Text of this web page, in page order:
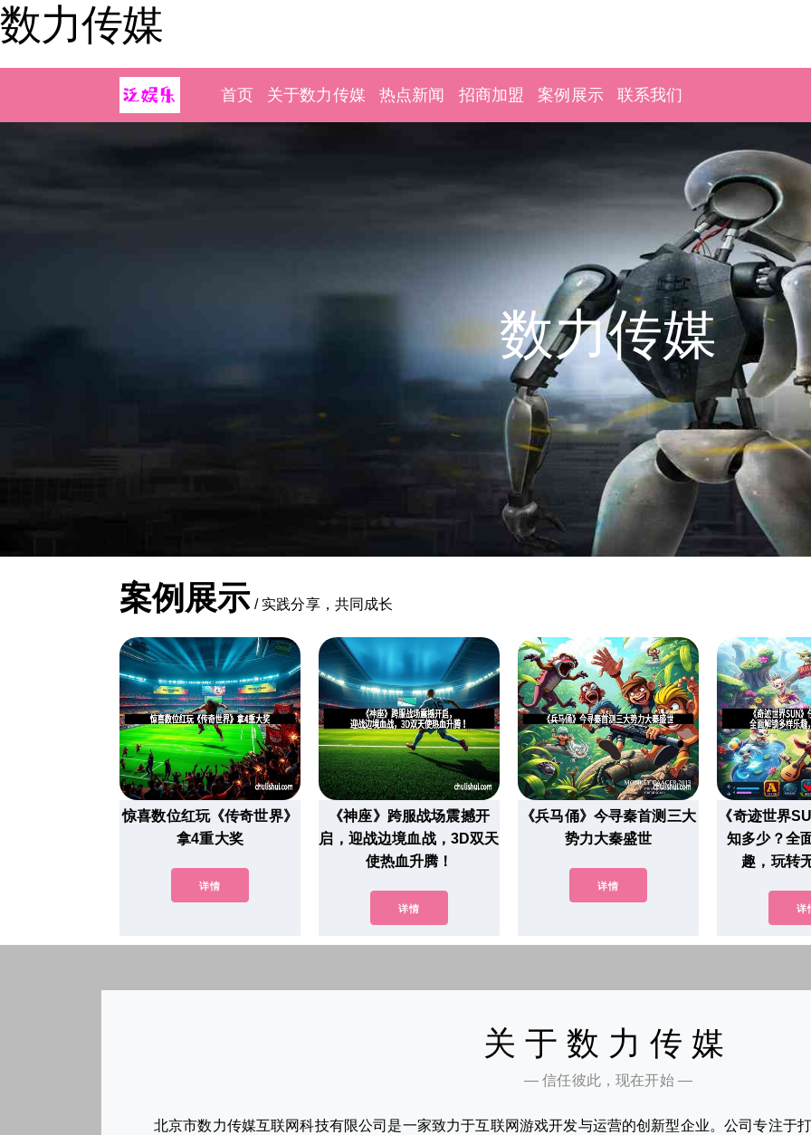
数力传媒
首页 关于数力传媒 热点新闻 招商加盟 案例展示 联系我们
数力传媒
案例展示 / 实践分享，共同成长
惊喜数位红玩《传奇世界》
拿4重大奖
详情
《神座》跨服战场震撼开
启，迎战边境血战，3D双天
使热血升腾！
详情
《兵马俑》今寻秦首测三大
势力大秦盛世
详情
《奇迹世界
知多少？全
趣，玩转
详
关于数力传媒
— 信任彼此，现在开始 —
北京市数力传媒互联网科技有限公司是一家致力于互联网游戏开发与运营的创新型企业。公司专注于